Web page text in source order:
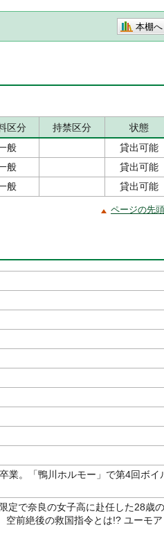
本棚へ
区分 持禁区分
状態
般
貸出可能
般
貸出可能
般 貸出可能
ページの先
業。「鴨川ホルモー」で第4回ボイ
定で奈良の女子高に赴任した28歳の
空前絶後の救国指令とは!? ユーモア